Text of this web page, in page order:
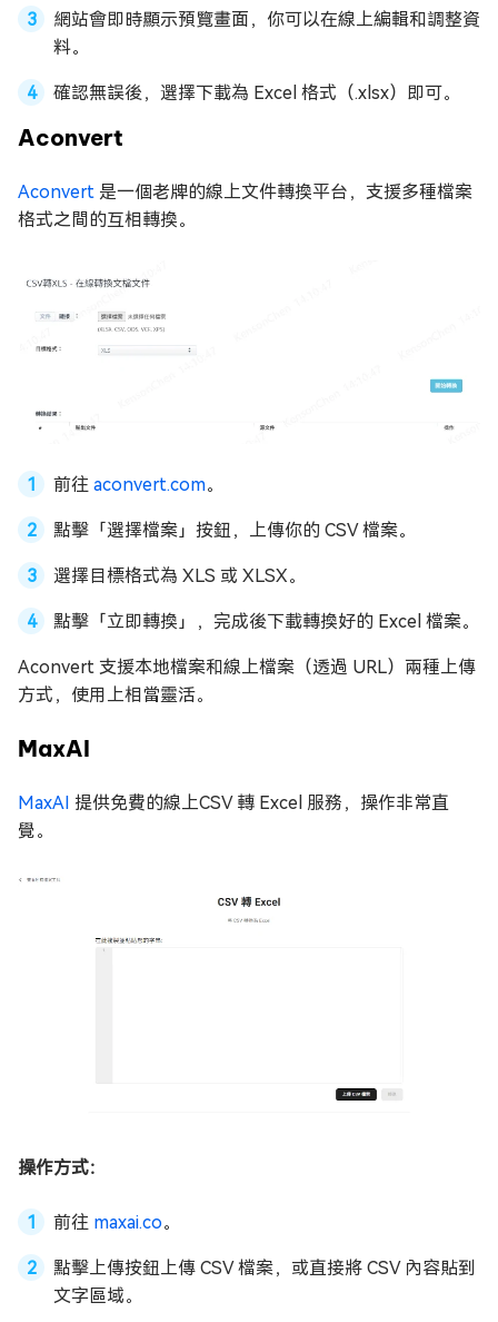
網站會即時顯示預覽畫面，你可以在線上編輯和調整資
料。
確認無誤後，選擇下載為 Excel 格式（.xlsx）即可。
Aconvert
Aconvert 是一個老牌的線上文件轉換平台，支援多種檔案
格式之間的互相轉換。
前往 aconvert.com。
點擊「選擇檔案」按鈕，上傳你的 CSV 檔案。
選擇目標格式為 XLS 或 XLSX。
點擊「立即轉換」，完成後下載轉換好的 Excel 檔案。
Aconvert 支援本地檔案和線上檔案（透過 URL）兩種上傳
方式，使用上相當靈活。
MaxAI
MaxAI 提供免費的線上CSV 轉 Excel 服務，操作非常直
覺。
操作方式：
前往 maxai.co。
點擊上傳按鈕上傳 CSV 檔案，或直接將 CSV 內容貼到
文字區域。